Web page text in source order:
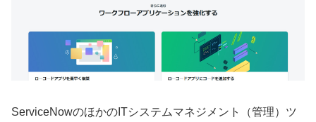
ServiceNowのほかのITシステムマネジメント（管理）ツ